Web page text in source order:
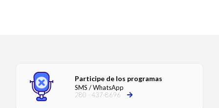
Participe de los programas
SMS / WhatsApp
280 - 437-8696